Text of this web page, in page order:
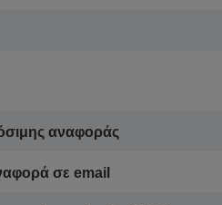
αναφοράς
σε email